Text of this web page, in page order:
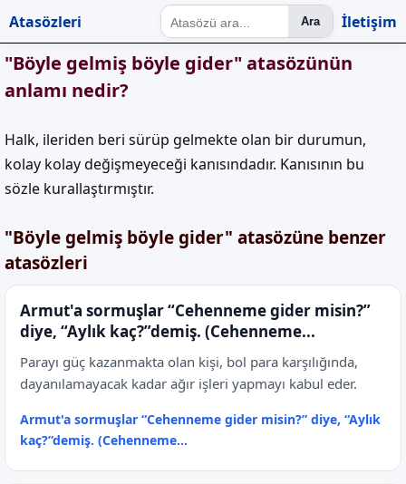
Atasözleri Ara İletişim
"Böyle gelmiş böyle gider" atasözünün
anlamı nedir?
Halk, ileriden beri sürüp gelmekte olan bir durumun,
kolay kolay değişmeyeceği kanısındadır. Kanısının bu
sözle kurallaştırmıştır.
"Böyle gelmiş böyle gider" atasözüne benzer
atasözleri
Armut'a sormuşlar “Cehenneme gider misin?”
diye, “Aylık kaç?”demiş. (Cehenneme...
Parayı güç kazanmakta olan kişi, bol para karşılığında,
dayanılamayacak kadar ağır işleri yapmayı kabul eder.
Armut'a sormuşlar “Cehenneme gider misin?” diye, “Aylık
kaç?”demiş. (Cehenneme...